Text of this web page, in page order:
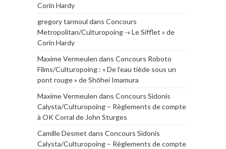
Corin Hardy
gregory tarmoul dans Concours
Metropolitan/Culturopoing -« Le Sifflet » de
Corin Hardy
Maxime Vermeulen dans Concours Roboto
Films/Culturopoing : « De l’eau tiède sous un
pont rouge » de Shōhei Imamura
Maxime Vermeulen dans Concours Sidonis
Calysta/Culturopoing – Règlements de compte
à OK Corral de John Sturges
Camille Desmet dans Concours Sidonis
Calysta/Culturopoing – Règlements de compte